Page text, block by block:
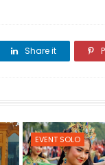
Share it
EVENT SOLO